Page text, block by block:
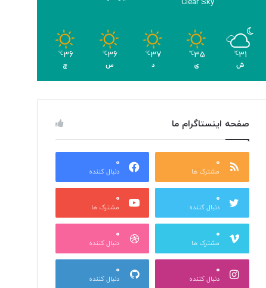
31
℃
ش
35
℃
ی
37
℃
د
36
℃
س
36
℃
چ
صفحه اینستاگرام ما
0
مشترک ها
0
دنبال کننده
0
دنبال کننده
0
مشترک ها
0
مشترک ها
0
دنبال کننده
0
دنبال کننده
0
دنبال کننده